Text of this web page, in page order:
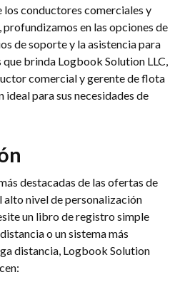
los conductores comerciales y
en las opciones de
de soporte y la asistencia para
brinda Logbook Solution LLC,
comercial y gerente de flota
para sus necesidades de
destacadas de las ofertas de
alto nivel de personalización
un libro de registro simple
o un sistema más
distancia, Logbook Solution